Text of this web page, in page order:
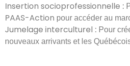
Insertion socioprofessionnelle :
PAAS-Action pour accéder au
Jumelage interculturel : Pour
nouveaux arrivants et les